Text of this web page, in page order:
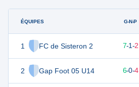
ÉQUIPES
1 FC de Sisteron 2
2 Gap Foot 05 U14
G-N-P
33 7-1-2
25 6-0-4